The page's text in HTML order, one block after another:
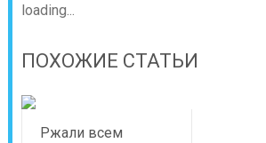
loading...
ПОХОЖИЕ СТАТЬИ
Ржали всем